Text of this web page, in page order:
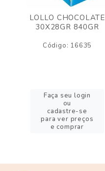
LOLLO CHOCOLATE
30X28GR 840GR
Código: 16635
Faça seu login
ou
cadastre-se
para ver preços
e comprar